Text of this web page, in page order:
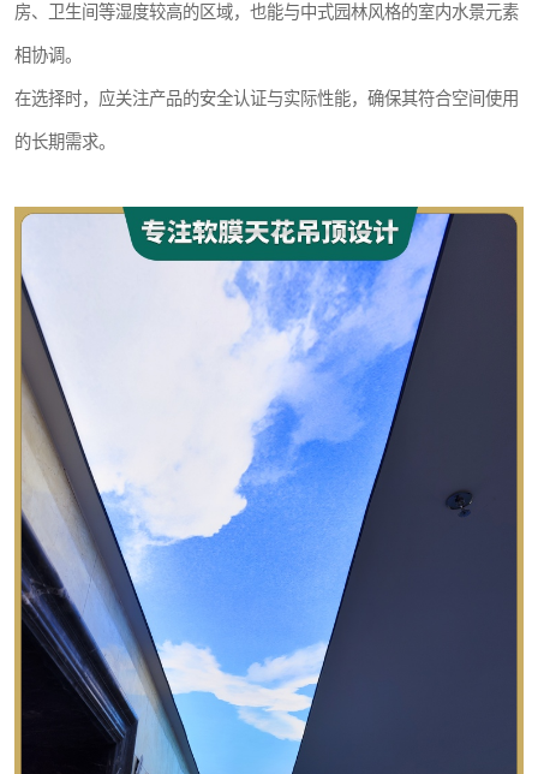
房、卫生间等湿度较高的区域，也能与中式园林风格的室内水景元素
相协调。
在选择时，应关注产品的安全认证与实际性能，确保其符合空间使用
的长期需求。